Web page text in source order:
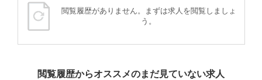
閲覧履歴がありません。まずは求人を閲覧しましょ
う。
閲覧履歴からオススメのまだ見ていない求人